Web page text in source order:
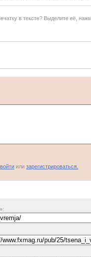
в тексте? Выделите её,
войти или зарегистрироваться.